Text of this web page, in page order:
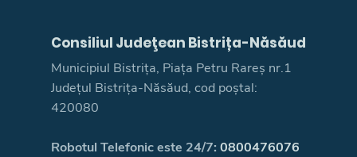
Consiliul Judeţean Bistrița-Năsăud
Municipiul Bistrița, Piața Petru Rareș nr.1
Județul Bistrița-Năsăud, cod poștal:
420080
Robotul Telefonic este 24/7: 0800476076